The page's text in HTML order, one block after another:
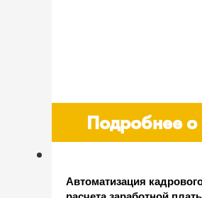
Подробнее о
Автоматизация